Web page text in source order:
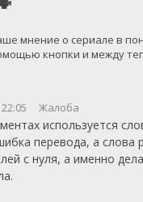
кнопки и между
Жалоба
используется
перевода, а слова
с нуля, а именно